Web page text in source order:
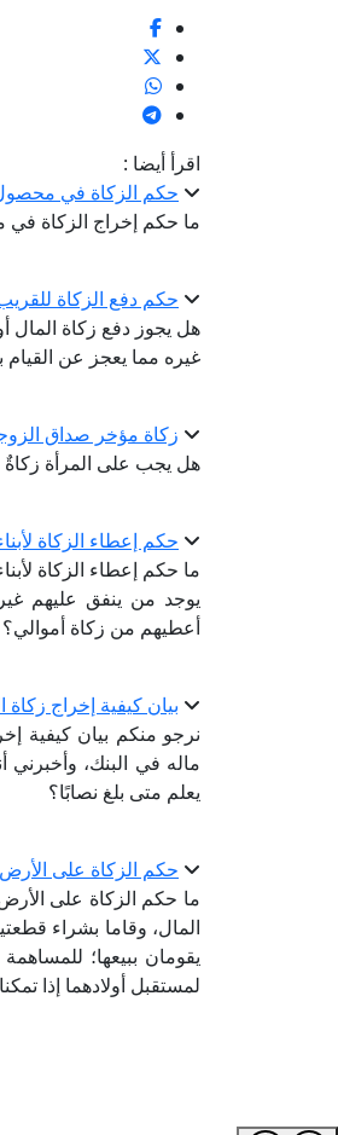
اقرأ أيضا :
حكم الزكاة في
ما حكم إخراج الزكاة
حكم دفع الزكاة
هل يجوز دفع زكاة المال
غيره مما يعجز عن القيام
زكاة مؤخر صداق
هل يجب على المرأة
حكم إعطاء الزكاة
ما حكم إعطاء الزكاة
يوجد من ينفق عليهم
أعطيهم من زكاة أموالي؟
بيان كيفية إخراج
نرجو منكم بيان كيفية
ماله في البنك، وأخبرني
يعلم متى بلغ نصابًا؟
حكم الزكاة على الأرض
ما حكم الزكاة على
المال، وقاما بشراء
يقومان ببيعها؛
لمستقبل أولادهما إذا